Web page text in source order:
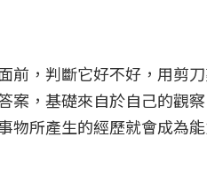
，判斷它好不好，用剪
，基礎來自於自己的觀
物所產生的經歷就會成為